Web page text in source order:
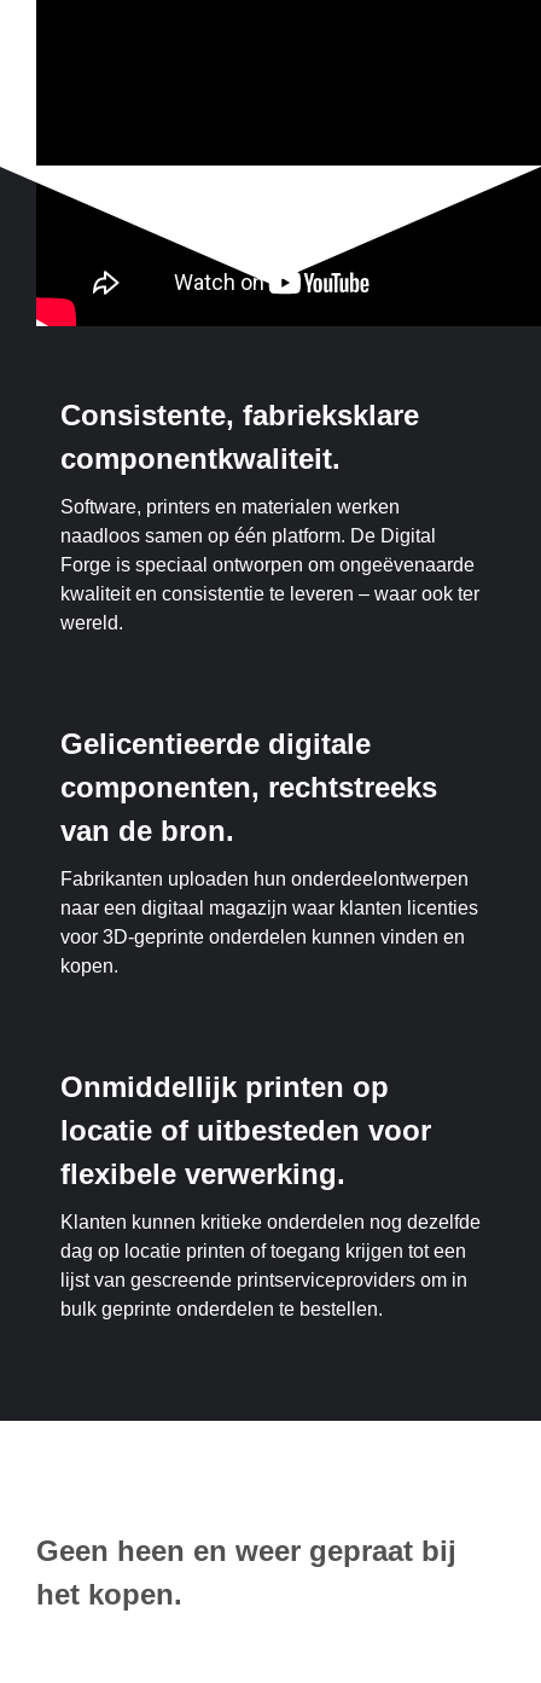
Consistente, fabrieksklare
componentkwaliteit.
Software, printers en materialen werken
naadloos samen op één platform. De Digital
Forge is speciaal ontworpen om ongeëvenaarde
kwaliteit en consistentie te leveren – waar ook ter
wereld.
Gelicentieerde digitale
componenten, rechtstreeks
van de bron.
Fabrikanten uploaden hun onderdeelontwerpen
naar een digitaal magazijn waar klanten licenties
voor 3D-geprinte onderdelen kunnen vinden en
kopen.
Onmiddellijk printen op
locatie of uitbesteden voor
flexibele verwerking.
Klanten kunnen kritieke onderdelen nog dezelfde
dag op locatie printen of toegang krijgen tot een
lijst van gescreende printserviceproviders om in
bulk geprinte onderdelen te bestellen.
Geen heen en weer gepraat bij
het kopen.